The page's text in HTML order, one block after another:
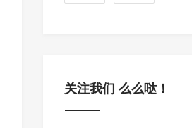
关注我们 么么哒！